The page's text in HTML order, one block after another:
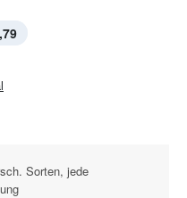
Sorten, jede